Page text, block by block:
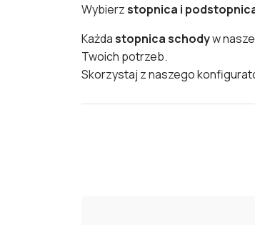
Wybierzstopnica i
Każdastopnica schodyw
Twoich potrzeb.
Skorzystaj z naszego